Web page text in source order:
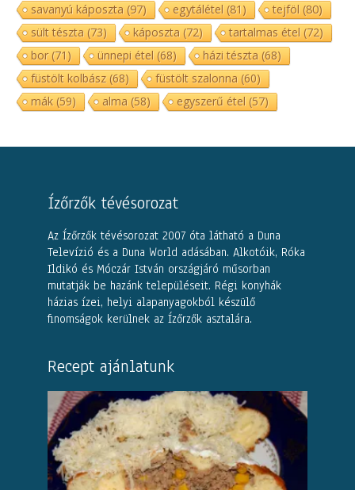
savanyú káposzta (97) egytálétel (81) tejföl (80)
sült tészta (73) káposzta (72) tartalmas étel (72)
bor(71) ünnepi étel (68) házi tészta (68)
füstölt kolbász(68) füstölt szalonna (60)
mák(59) alma (58) egyszerű étel (57)
Ízőrzők tévésorozat
Az Ízőrzők tévésorozat 2007 óta látható a Duna
Televízió és a Duna World adásában. Alkotóik, Róka
Ildikó és Móczár István országjáró műsorban
mutatják be hazánk településeit. Régi konyhák
házias ízei, helyi alapanyagokból készülő
finomságok kerülnek az Ízőrzők asztalára.
Recept ajánlatunk